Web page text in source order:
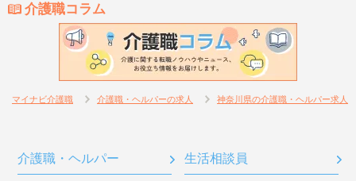
介護職コラム
マイナビ介護職 介護職・ヘルパーの求人 神奈川県の介護職・ヘルパー求人
介護職・ヘルパー 生活相談員